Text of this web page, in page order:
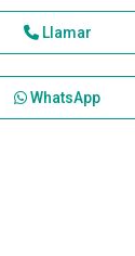
Llamar
WhatsApp